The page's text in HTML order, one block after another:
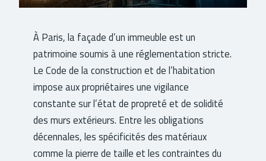
À Paris, la façade d’un immeuble est un
patrimoine soumis à une réglementation stricte.
Le Code de la construction et de l’habitation
impose aux propriétaires une vigilance
constante sur l’état de propreté et de solidité
des murs extérieurs. Entre les obligations
décennales, les spécificités des matériaux
comme la pierre de taille et les contraintes du